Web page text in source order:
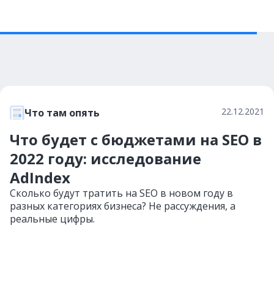
Что там опять 22.12.2021
Что будет с бюджетами на SEO в
2022 году: исследование
AdIndex
Сколько будут тратить на SEO в новом году в
разных категориях бизнеса? Не рассуждения, а
реальные цифры.